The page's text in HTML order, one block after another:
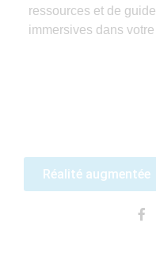
ressources et de
immersives dans
Réalité augmentée